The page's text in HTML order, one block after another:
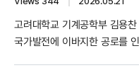
로봇 제어 ...
고려대학교 기계공학부 김용
국가발전에 이바지한 공로를